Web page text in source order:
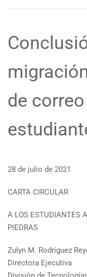
de
28 de julio de 2021
CARTA CIRCULAR
A LOS ESTUDIANTES
PIEDRAS
Zulyn M. Rodríguez
Directora Ejecutiva